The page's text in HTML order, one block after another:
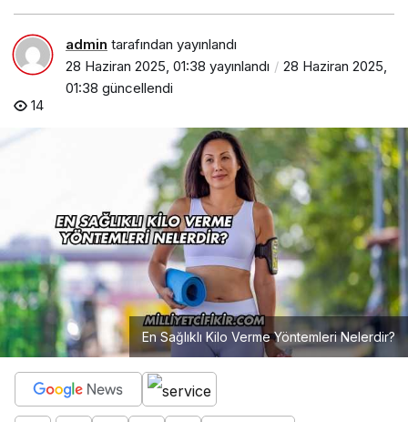
admin tarafından yayınlandı
28 Haziran 2025, 01:38 yayınlandı
28 Haziran 2025,
01:38 güncellendi
14
En Sağlıklı Kilo Verme Yöntemleri Nelerdir?